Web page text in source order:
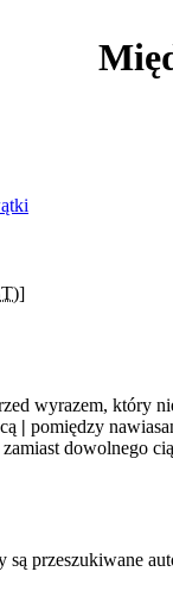
]
wyrazem, który
| pomiędzy
dowolnego
są przeszukiwane